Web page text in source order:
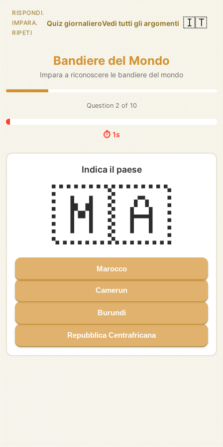
RISPONDI.
IMPARA.
RIPETI
Quiz giornalieroVedi tutti gli argomenti 🇮🇹
Bandiere del Mondo
Impara a riconoscere le bandiere del mondo
Question 3 of 10
⏱️ 5s
Indica il paese
🇸🇰
Albania
Bulgaria
Italia
Slovacchia